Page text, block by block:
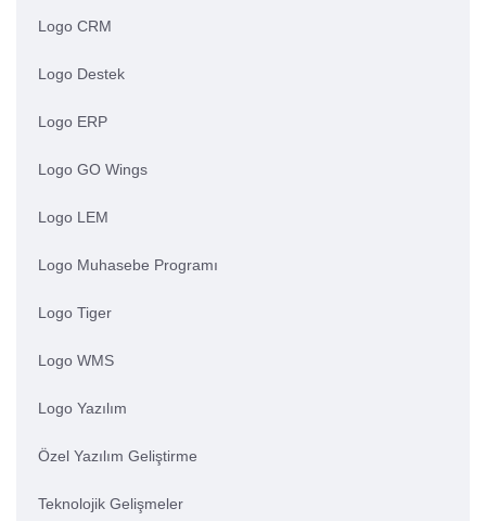
Logo CRM
Logo Destek
Logo ERP
Logo GO Wings
Logo LEM
Logo Muhasebe Programı
Logo Tiger
Logo WMS
Logo Yazılım
Özel Yazılım Geliştirme
Teknolojik Gelişmeler